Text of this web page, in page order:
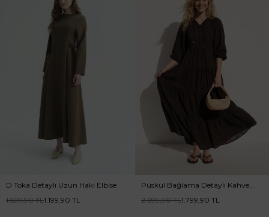
D Toka Detaylı Uzun Haki Elbise
1.599,90TL1.199,90 TL
Püskül Bağlama Detaylı Kahve
Elbise
2.699,90TL1.799,90 TL